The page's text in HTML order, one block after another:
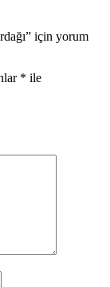
için yorum
* ile